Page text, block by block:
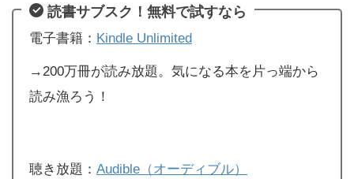
読書サブスク！無料で試すなら
電子書籍： Kindle Unlimited
→200万冊が読み放題。気になる本を片っ端から
読み漁ろう！
聴き放題： Audible（オーディブル）